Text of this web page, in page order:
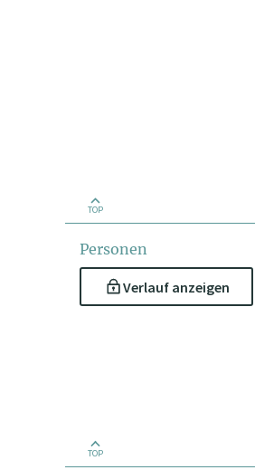
TOP
Personen
Verlauf anzeigen
TOP